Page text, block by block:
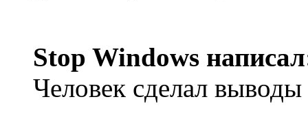
Stop Windows
Человек сделал